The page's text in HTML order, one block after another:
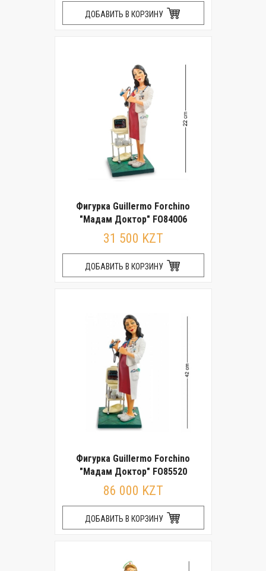
ДОБАВИТЬ В КОРЗИНУ
Фигурка Guillermo Forchino
"Мадам Доктор" FO84006
31 500 KZT
ДОБАВИТЬ В КОРЗИНУ
Фигурка Guillermo Forchino
"Мадам Доктор" FO85520
86 000 KZT
ДОБАВИТЬ В КОРЗИНУ